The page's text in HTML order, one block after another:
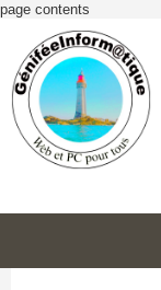
page contents